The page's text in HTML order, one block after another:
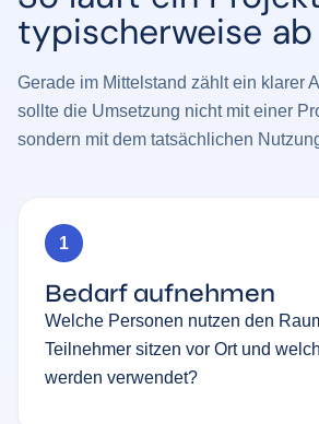
typischerweise ab
Gerade im Mittelstand zählt ein klarer
sollte die Umsetzung nicht mit einer
sondern mit dem tatsächlichen
1
Bedarf aufnehmen
Welche Personen nutzen den
Teilnehmer sitzen vor Ort und
werden verwendet?